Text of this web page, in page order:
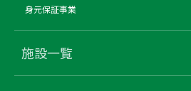
身元保証事業
施設一覧